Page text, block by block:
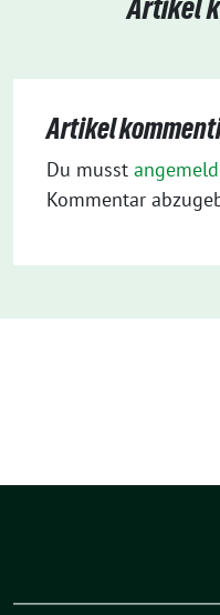
Artikel
Artikel
Du musst
Kommentar